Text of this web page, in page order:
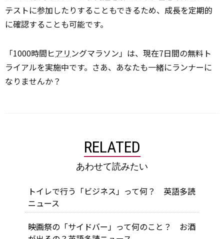
テストに参加したりすることもできるため、成長を定期的
に確認することも可能です。
「1000時間ヒアリ ングマラソン」は、現在7日間の無料ト
ライアルを実施中です。さあ、あなたも一緒にランナーに
なりませんか？
RELATED
あわせて読みたい
トイレで行う「ビジネス」って何？ 英語多読
ニュース
映画祭の「サイドバー」って何のこと？ お酒